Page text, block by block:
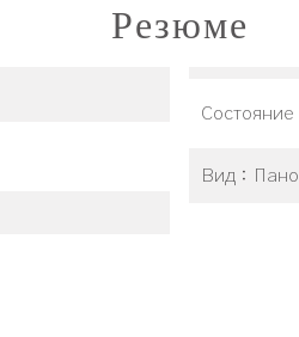
Резюме
Состояние
Вид